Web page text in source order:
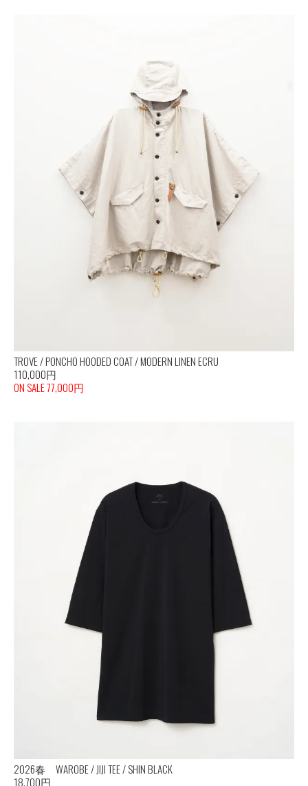
TROVE / PONCHO HOODED COAT / MODERN LINEN ECRU
110,000円
ON SALE 77,000円
2026春 WAROBE / JIJI TEE / SHIN BLACK
18,700円